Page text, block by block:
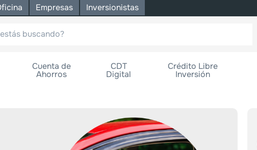
Empresas Inversionistas
Cuenta de
Ahorros
CDT
Digital
Crédito Libre
Inversión